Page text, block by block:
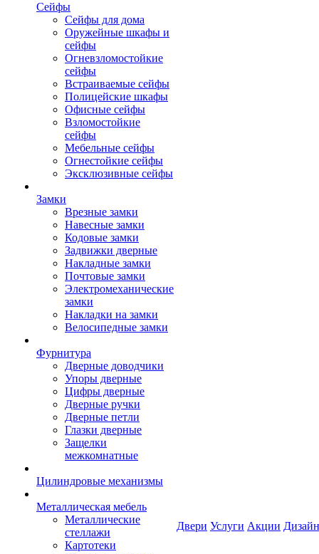
Сейфы
Сейфы для дома
Оружейные шкафы и
сейфы
Огневзломостойкие
сейфы
Встраиваемые сейфы
Полицейские шкафы
Офисные сейфы
Взломостойкие
сейфы
Мебельные сейфы
Огнестойкие сейфы
Эксклюзивные сейфы
Замки
Врезные замки
Навесные замки
Кодовые замки
Задвижки дверные
Накладные замки
Почтовые замки
Электромеханические
замки
Накладки на замки
Велосипедные замки
Фурнитура
Дверные доводчики
Упоры дверные
Цифры дверные
Дверные ручки
Дверные петли
Глазки дверные
Защелки
межкомнатные
Цилиндровые механизмы
Металлическая мебель
Металлические
стеллажи
Картотеки
Двери Услуги Акции